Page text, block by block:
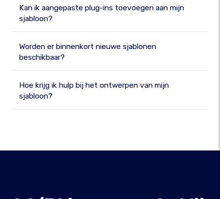
Kan ik aangepaste plug-ins toevoegen aan mijn
sjabloon?
Worden er binnenkort nieuwe sjablonen
beschikbaar?
Hoe krijg ik hulp bij het ontwerpen van mijn
sjabloon?